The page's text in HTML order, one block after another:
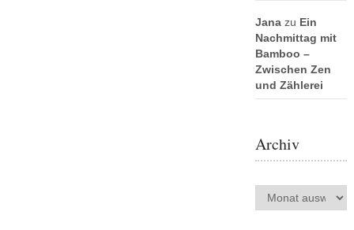
Janazu Ein
Nachmittag mit
Bamboo –
Zwischen Zen
und Zählerei
Archiv
Archiv